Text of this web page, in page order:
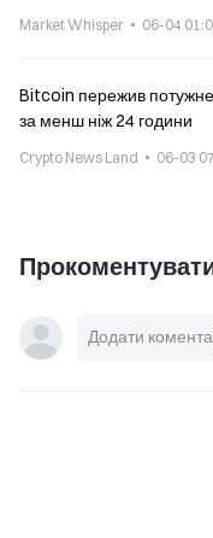
Market Whisper 06-04
Bitcoin пережив потужне
за менш ніж 24 години
Crypto News Land 06-03